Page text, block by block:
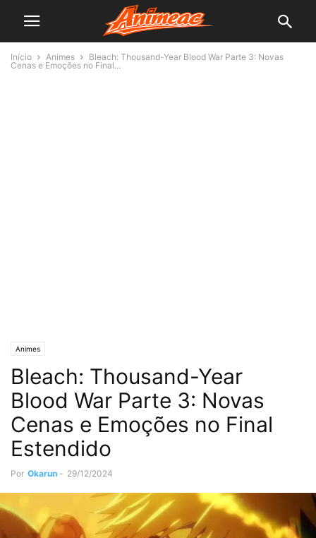
Início Animes
Bleach: Thousand-Year Blood War Parte 3: Novas
Cenas e Emoções no Final...
Animes
Bleach: Thousand-Year
Blood War Parte 3: Novas
Cenas e Emoções no Final
Estendido
Por Okarun - 29/12/2024